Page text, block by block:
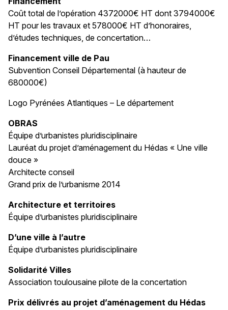
Coût total de l’opération 4372000€ HT dont 3794000€
HT pour les travaux et 578000€ HT d’honoraires,
d’études techniques, de concertation…
Financement ville de Pau
Subvention Conseil Départemental (à hauteur de
680000€)
Logo Pyrénées Atlantiques – Le département
OBRAS
Équipe d’urbanistes pluridisciplinaire
Lauréat du projet d’aménagement du Hédas « Une ville
douce »
Architecte conseil
Grand prix de l’urbanisme 2014
Architecture et territoires
Équipe d’urbanistes pluridisciplinaire
D’une ville à l’autre
Équipe d’urbanistes pluridisciplinaire
Solidarité Villes
Association toulousaine pilote de la concertation
Prix délivrés au projet d’aménagement du Hédas